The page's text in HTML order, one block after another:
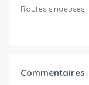
Routes
Commentaires